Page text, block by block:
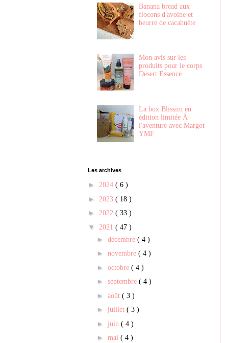
Banana bread aux
flocons d'avoine et
beurre de cacahuète
Mon avis sur les
produits pour le corps
Desert Essence
La box Blissim en
édition limitée À
l'aventure avec Margot
YMF
Les archives
► 2024 ( 6 )
► 2023 ( 18 )
► 2022 ( 33 )
▼ 2021 ( 47 )
► décembre ( 4 )
► novembre ( 4 )
► octobre ( 4 )
► septembre ( 4 )
► août ( 3 )
► juillet ( 3 )
► juin ( 4 )
► mai ( 4 )